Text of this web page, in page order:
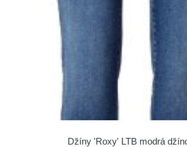
Džíny 'Roxy' LTB modrá